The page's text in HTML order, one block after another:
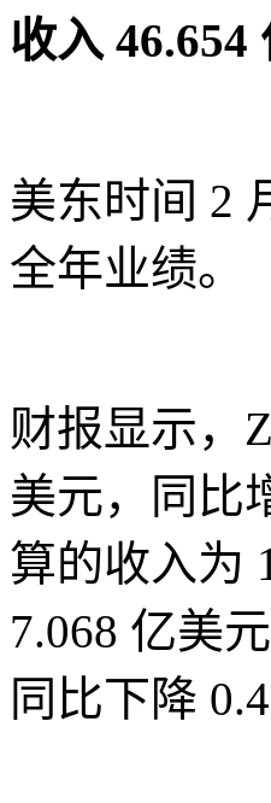
收入 46.654
美东时间 2
全年业绩。
财报显示，
美元，同比
算的收入为
7.068 亿美
同比下降